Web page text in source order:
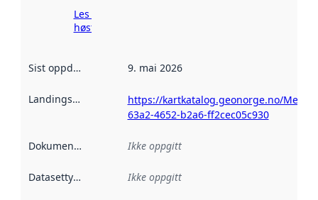
Les mer om
høsting her
Sist oppdatert 9. mai 2026
Landingsside
https://kartkatalog.geonorge.no/
63a2-4652-b2a6-ff2cec05c930
Dokumentasjon Ikke oppgitt
Datasettype Ikke oppgitt